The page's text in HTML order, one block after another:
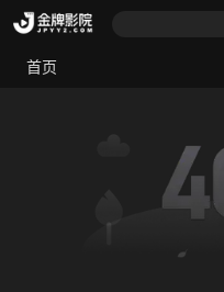
首页